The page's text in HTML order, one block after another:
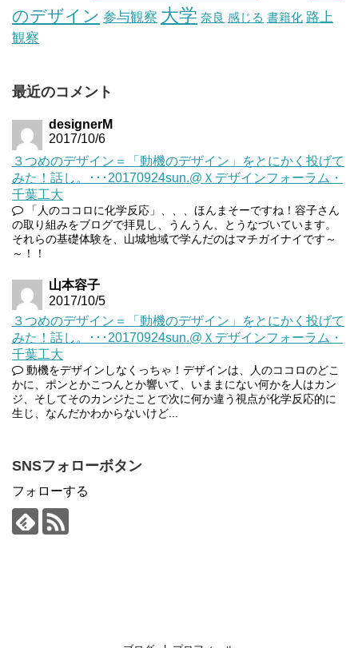
のデザイン 参与観察 大学 奈良 感じる 書籍化 路上
観察
最近のコメント
designerM
2017/10/6
３つめのデザイン＝「動機のデザイン」をとにかく投げて
みた！話し。･･･20170924sun.@Ｘデザインフォーラム・
千葉工大
「人のココロに化学反応」、、、ほんまそーですね！容子さん
の取り組みをブログで拝見し、うんうん、とうなづいています。
それらの基礎体験を、山城地域で学んだのはマチガイナイです～
～！！
山本容子
2017/10/5
３つめのデザイン＝「動機のデザイン」をとにかく投げて
みた！話し。･･･20170924sun.@Ｘデザインフォーラム・
千葉工大
動機をデザインしなくっちゃ！デザインは、人のココロのどこ
かに、ポンとかこつんとか響いて、いままにない何かを人はカン
ジ、そしてそのカンジたことで次に何か違う視点が化学反応的に
生じ、なんだかわからないけど...
SNSフォローボタン
フォローする